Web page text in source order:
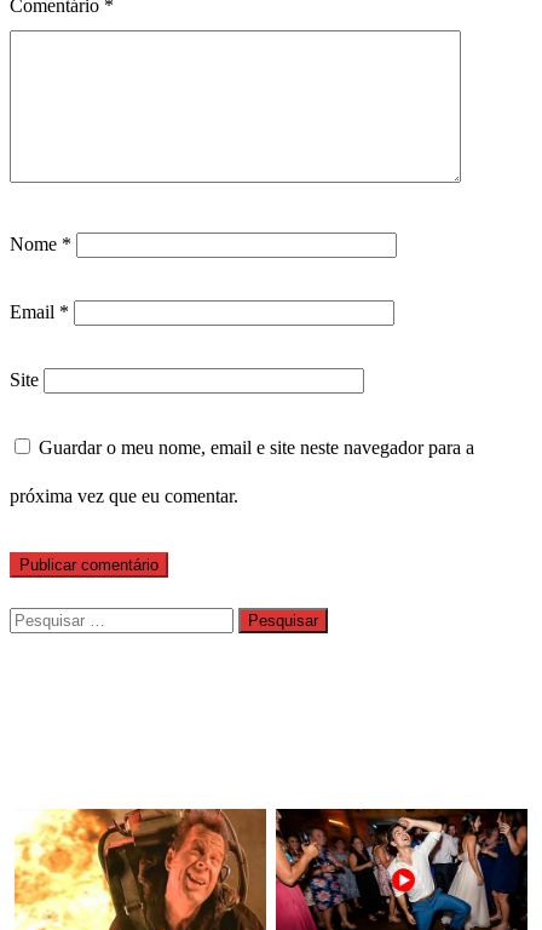
Comentário *
Nome *
Email *
Site
Guardar o meu nome, email e site neste navegador para a
próxima vez que eu comentar.
Pesquisar
por: